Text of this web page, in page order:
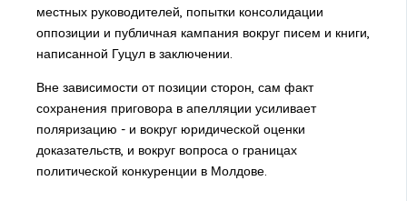
местных руководителей, попытки консолидации
оппозиции и публичная кампания вокруг писем и книги,
написанной Гуцул в заключении.
Вне зависимости от позиции сторон, сам факт
сохранения приговора в апелляции усиливает
поляризацию - и вокруг юридической оценки
доказательств, и вокруг вопроса о границах
политической конкуренции в Молдове.